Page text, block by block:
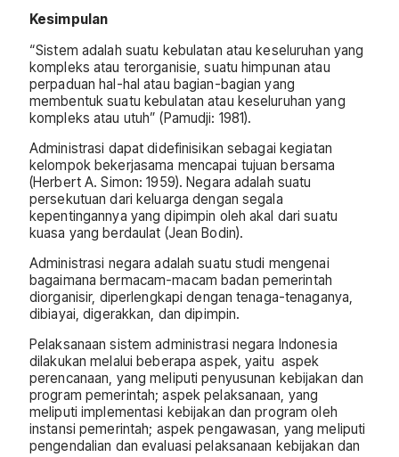
Kesimpulan
“Sistem adalah suatu kebulatan atau keseluruhan yang
kompleks atau terorganisie, suatu himpunan atau
perpaduan hal-hal atau bagian-bagian yang
membentuk suatu kebulatan atau keseluruhan yang
kompleks atau utuh” (Pamudji: 1981).
Administrasi dapat didefinisikan sebagai kegiatan
kelompok bekerjasama mencapai tujuan bersama
(Herbert A. Simon: 1959). Negara adalah suatu
persekutuan dari keluarga dengan segala
kepentingannya yang dipimpin oleh akal dari suatu
kuasa yang berdaulat (Jean Bodin).
Administrasi negara adalah suatu studi mengenai
bagaimana bermacam-macam badan pemerintah
diorganisir, diperlengkapi dengan tenaga-tenaganya,
dibiayai, digerakkan, dan dipimpin.
Pelaksanaan sistem administrasi negara Indonesia
dilakukan melalui beberapa aspek, yaitu aspek
perencanaan, yang meliputi penyusunan kebijakan dan
program pemerintah; aspek pelaksanaan, yang
meliputi implementasi kebijakan dan program oleh
instansi pemerintah; aspek pengawasan, yang meliputi
pengendalian dan evaluasi pelaksanaan kebijakan dan